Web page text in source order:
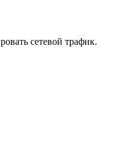
сетевой трафик.